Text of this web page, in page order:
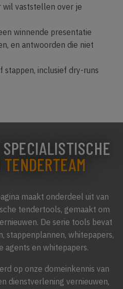
wil vaststellen over je
winnende presentatie
en antwoorden die niet
stappen, inclusief dry-runs
TENDERTEAM
maakt onderdeel uit van
tendertools, gemaakt om
De serie tools bevat
stappenplannen, whitepapers,
agents en whitepapers.
op onze domeinkennis van
dienstverlening vernieuwen,